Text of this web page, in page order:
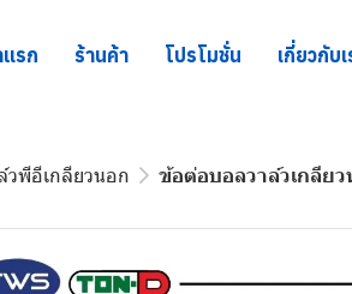
แรก ร้านค้า โปรโมชั่น เกี่ยวกับเ
พีอีเกลียวนอก ข้อต่อบอลวาล์วเกลีย